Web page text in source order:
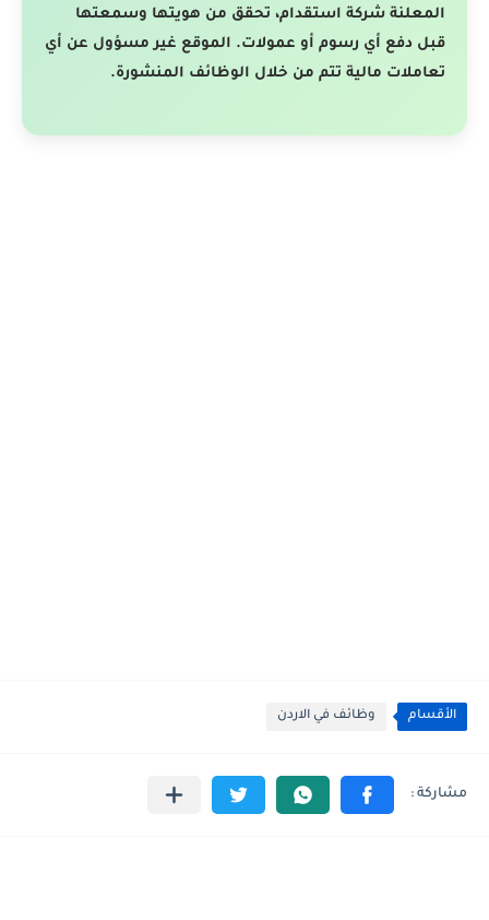
المعلنة شركة استقدام، تحقق من هويتها وسمعتها
قبل دفع أي رسوم أو عمولات. الموقع غير مسؤول عن أي
تعاملات مالية تتم من خلال الوظائف المنشورة.
الأقسام وظائف في الاردن